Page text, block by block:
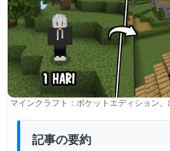
マインクラフト：ポケットエディション
記事の要約